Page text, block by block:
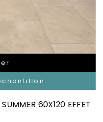
60X120 EFFET